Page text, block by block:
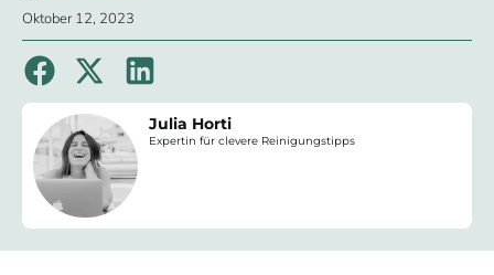
Oktober 12, 2023
Julia Horti
Expertin für clevere Reinigungstipps